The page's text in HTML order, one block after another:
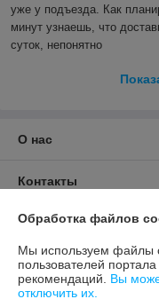
уже у подъезда. Как
минут узнаешь, что
суток, непонятно
О нас
Контакты
Доставка и оплата
График работы
Обработка файлов
Мы используем файлы
пользователей
рекомендаций. Вы
отключить их.